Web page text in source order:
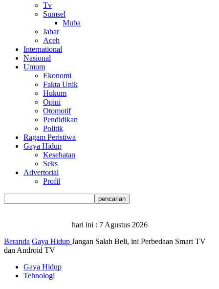
Tv
Sumsel
Muba
Jabar
Aceh
International
Nasional
Umum
Ekonomi
Fakta Unik
Hukum
Opini
Otomotif
Pendidikan
Politik
Ragam Peristiwa
Gaya Hidup
Kesehatan
Seks
Advertorial
Profil
hari ini : 7 Agustus 2026
Beranda Gaya Hidup Jangan Salah Beli, ini Perbedaan Smart TV
dan Android TV
Gaya Hidup
Tehnologi